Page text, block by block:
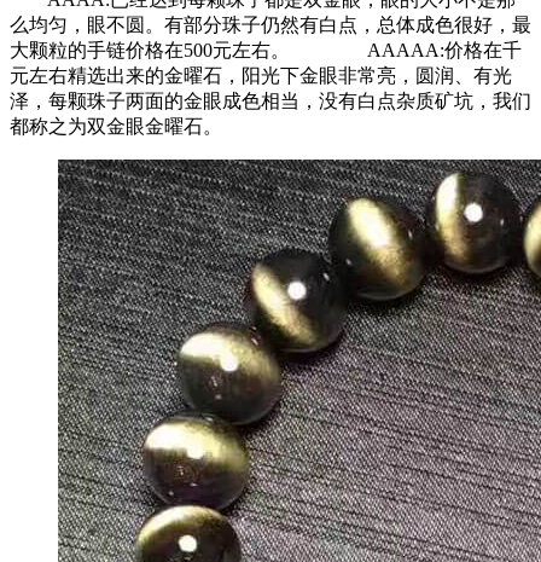
么均匀，眼不圆。有部分珠子仍然有白点，总体成色很好，最
大颗粒的手链价格在500元左右。 AAAAA:价格在千
元左右精选出来的金曜石，阳光下金眼非常亮，圆润、有光
泽，每颗珠子两面的金眼成色相当，没有白点杂质矿坑，我们
都称之为双金眼金曜石。